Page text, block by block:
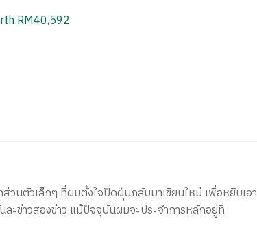
RM40,592
นตัวเล็กๆ ที่ผมตั้งใจปัดฝุ่นกลับมาเขียนใหม่ เพื่อหยิบเอา
ะข่าวสองข่าว แม้ปัจจุบันผมจะประจำการหลักอยู่ที่